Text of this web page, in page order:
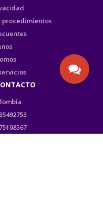
procedimientos